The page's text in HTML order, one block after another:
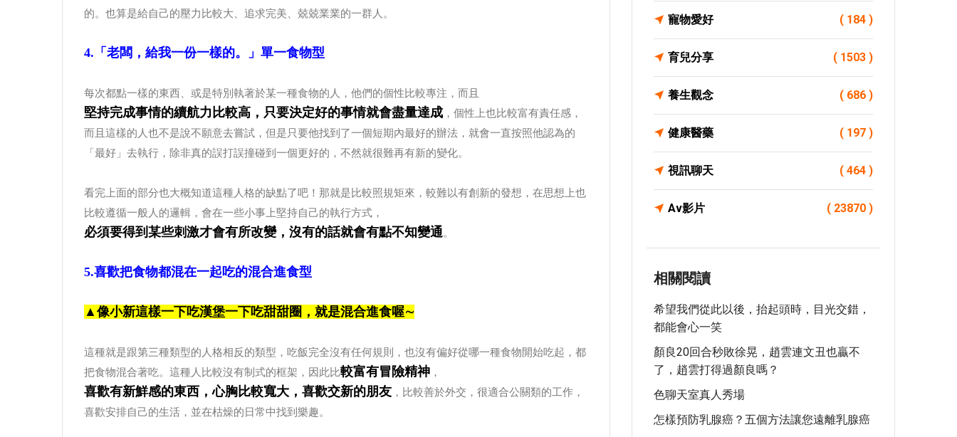
的。也算是給自己的壓力比較大、追求完美、兢兢業業的一群人。
4.「老闆，給我一份一樣的。」單一食物型
每次都點一樣的東西、或是特別執著於某一種食物的人，他們的個性比較專注，而且
堅持完成事情的續航力比較高，只要決定好的事情就會盡量達成 ，個性上也比較富有責任感，
而且這樣的人也不是說不願意去嘗試，但是只要他找到了一個短期內最好的辦法，就會一直按照他認為的
「最好」去執行，除非真的誤打誤撞碰到一個更好的，不然就很難再有新的變化。
看完上面的部分也大概知道這種人格的缺點了吧！那就是比較照規矩來，較難以有創新的發想，在思想上也
比較遵循一般人的邏輯，會在一些小事上堅持自己的執行方式，
必須要得到某些刺激才會有所改變，沒有的話就會有點不知變通。
5.喜歡把食物都混在一起吃的混合進食型
▲像小新這樣一下吃漢堡一下吃甜甜圈，就是混合進食喔∼
這種就是跟第三種類型的人格相反的類型，吃飯完全沒有任何規則，也沒有偏好從哪一種食物開始吃起，都
把食物混合著吃。這種人比較沒有制式的框架，因此比較富有冒險精神 ，
喜歡有新鮮感的東西，心胸比較寬大，喜歡交新的朋友 ，比較善於外交，很適合公關類的工作，
喜歡安排自己的生活，並在枯燥的日常中找到樂趣。
寵物愛好 ( 184 )
育兒分享 ( 1503 )
養生觀念 ( 686 )
健康醫藥 ( 197 )
視訊聊天 ( 464 )
Av影片 ( 23870 )
相關閱讀
希望我們從此以後，抬起頭時，目光交錯，
都能會心一笑
顏良20回合秒敗徐晃，趙雲連文丑也贏不
了，趙雲打得過顏良嗎？
色聊天室真人秀場
怎樣預防乳腺癌？五個方法讓您遠離乳腺癌